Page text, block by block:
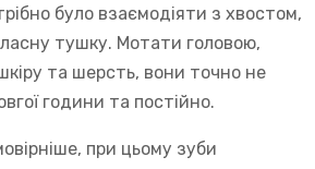
було взаємодіяти з хвостом,
тушку. Мотати головою,
та шерсть, вони точно не
години та постійно.
при цьому зуби